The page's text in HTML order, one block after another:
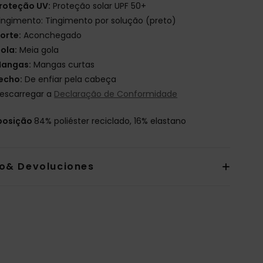
UV: Proteção solar UPF 50+
Tingimento por solução (preto)
Aconchegado
Meia gola
Mangas curtas
De enfiar pela cabeça
a Declaração de Conformidade
84% poliéster reciclado, 16% elastano
Devoluciones